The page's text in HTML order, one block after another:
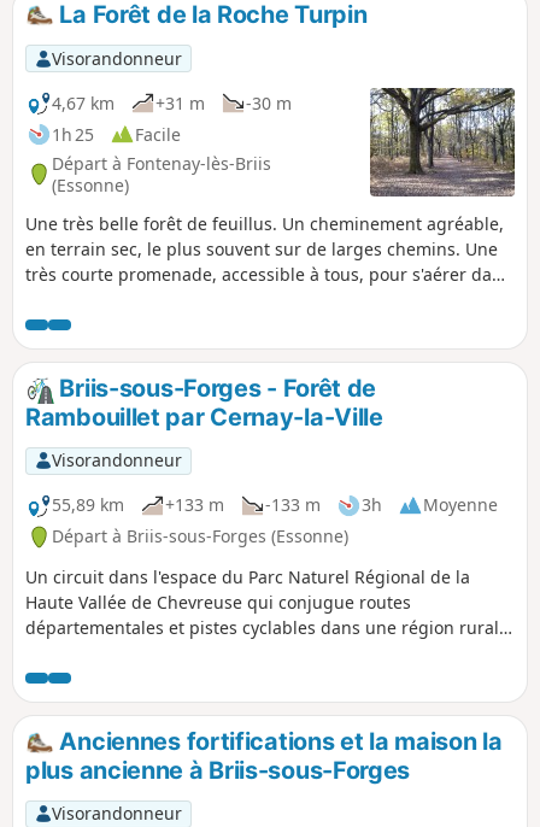
La Forêt de la Roche Turpin
Visorandonneur
4,67 km
+31 m
-30 m
1h 25
Facile
Départ à Fontenay-lès-Briis
(Essonne)
Une très belle forêt de feuillus. Un cheminement agréable,
en terrain sec, le plus souvent sur de larges chemins. Une
très courte promenade, accessible à tous, pour s'aérer dans
Briis-sous-Forges - Forêt de
Rambouillet par Cernay-la-Ville
Visorandonneur
55,89 km
+133 m -133 m 3h
Moyenne
Départ à Briis-sous-Forges (Essonne)
Un circuit dans l'espace du Parc Naturel Régional de la
Haute Vallée de Chevreuse qui conjugue routes
départementales et pistes cyclables dans une région rurale,
Domaniale de Rambouillet.
Anciennes fortifications et la maison la
plus ancienne à Briis-sous-Forges
Visorandonneur